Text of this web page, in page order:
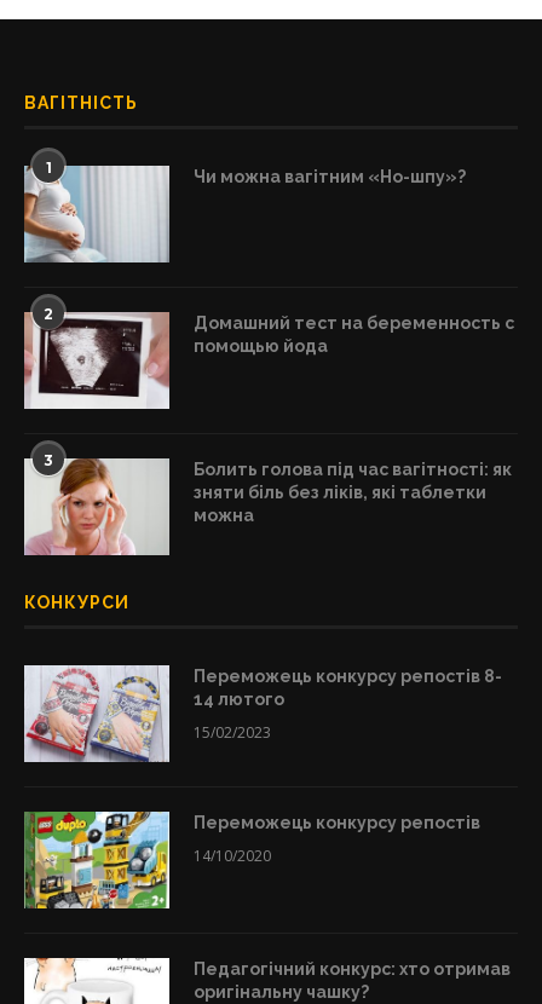
ВАГІТНІСТЬ
1 Чи можна вагітним «Но-шпу»?
2
Домашний тест на беременность с
помощью йода
3
Болить голова під час вагітності: як
зняти біль без ліків, які таблетки
можна
КОНКУРСИ
Переможець конкурсу репостів 8-
14 лютого
15/02/2023
Переможець конкурсу репостів
14/10/2020
Педагогічний конкурс: хто отримав
оригінальну чашку?